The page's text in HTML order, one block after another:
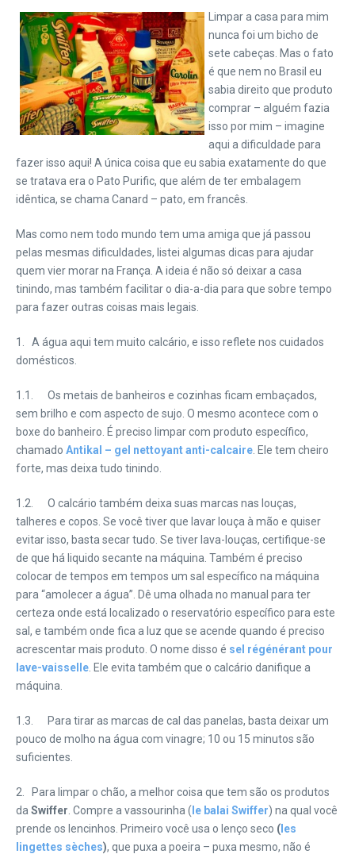
Limpar a casa para mim
nunca foi um bicho de
sete cabeças. Mas o fato
é que nem no Brasil eu
sabia direito que produto
comprar – alguém fazia
isso por mim – imagine
aqui a dificuldade para
fazer isso aqui! A única coisa que eu sabia exatamente do que
se tratava era o Pato Purific, que além de ter embalagem
idêntica, se chama Canard – pato, em francês.
Mas como nem todo mundo tem uma amiga que já passou
pelas mesmas dificuldades, listei algumas dicas para ajudar
quem vier morar na França. A ideia é não só deixar a casa
tinindo, mas também facilitar o dia-a-dia para que sobre tempo
para fazer outras coisas mais legais.
1. A água aqui tem muito calcário, e isso reflete nos cuidados
domésticos.
1.1. Os metais de banheiros e cozinhas ficam embaçados,
sem brilho e com aspecto de sujo. O mesmo acontece com o
boxe do banheiro. É preciso limpar com produto específico,
chamado Antikal – gel nettoyant anti-calcaire . Ele tem cheiro
forte, mas deixa tudo tinindo.
1.2. O calcário também deixa suas marcas nas louças,
talheres e copos. Se você tiver que lavar louça à mão e quiser
evitar isso, basta secar tudo. Se tiver lava-louças, certifique-se
de que há liquido secante na máquina. Também é preciso
colocar de tempos em tempos um sal específico na máquina
para “amolecer a água”. Dê uma olhada no manual para ter
certeza onde está localizado o reservatório específico para este
sal, e também onde fica a luz que se acende quando é preciso
acrescentar mais produto. O nome disso é sel régénérant pour
lave-vaisselle . Ele evita também que o calcário danifique a
máquina.
1.3. Para tirar as marcas de cal das panelas, basta deixar um
pouco de molho na água com vinagre; 10 ou 15 minutos são
suficientes.
2. Para limpar o chão, a melhor coisa que tem são os produtos
da Swiffer . Compre a vassourinha ( le balai Swiffer) na qual você
prende os lencinhos. Primeiro você usa o lenço seco ( les
lingettes sèches), que puxa a poeira – puxa mesmo, não é